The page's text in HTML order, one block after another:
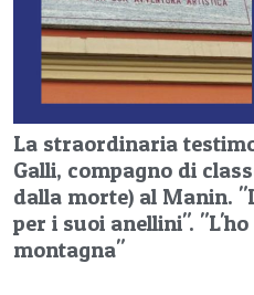
La straordinaria
Galli, compagno di
dalla morte) al Manin.
per i suoi anellini".
montagna"